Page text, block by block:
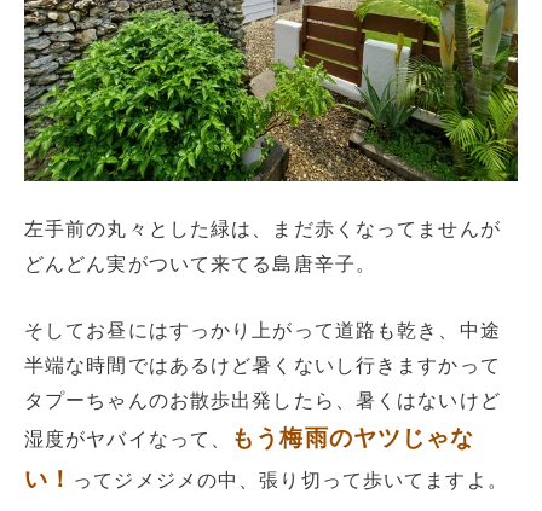
左手前の丸々とした緑は、まだ赤くなってませんが
どんどん実がついて来てる島唐辛子。
そしてお昼にはすっかり上がって道路も乾き、中途
半端な時間ではあるけど暑くないし行きますかって
タプーちゃんのお散歩出発したら、暑くはないけど
湿度がヤバイなって、
もう梅雨のヤツじゃな
い！ ってジメジメの中、張り切って歩いてますよ。